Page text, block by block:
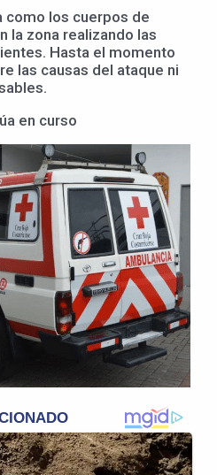
como los cuerpos de
la zona realizando las
Hasta el momento
las causas del ataque ni
en curso